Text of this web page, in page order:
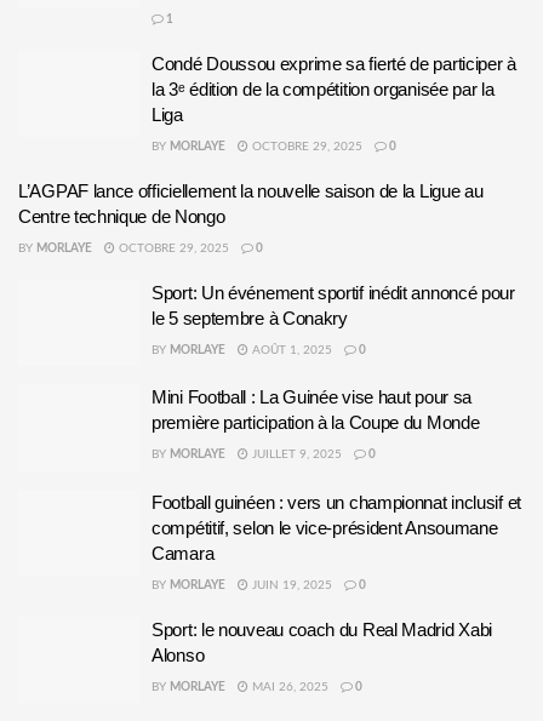
1
Condé Doussou exprime sa fierté de participer à
la 3ᵉ édition de la compétition organisée par la
Liga
BY MORLAYE OCTOBRE 29, 2025 0
L’AGPAF lance officiellement la nouvelle saison de la Ligue au
Centre technique de Nongo
BY MORLAYE OCTOBRE 29, 2025 0
Sport: Un événement sportif inédit annoncé pour
le 5 septembre à Conakry
BY MORLAYE AOÛT 1, 2025 0
Mini Football : La Guinée vise haut pour sa
première participation à la Coupe du Monde
BY MORLAYE JUILLET 9, 2025 0
Football guinéen : vers un championnat inclusif et
compétitif, selon le vice-président Ansoumane
Camara
BY MORLAYE JUIN 19, 2025 0
Sport: le nouveau coach du Real Madrid Xabi
Alonso
BY MORLAYE MAI 26, 2025 0